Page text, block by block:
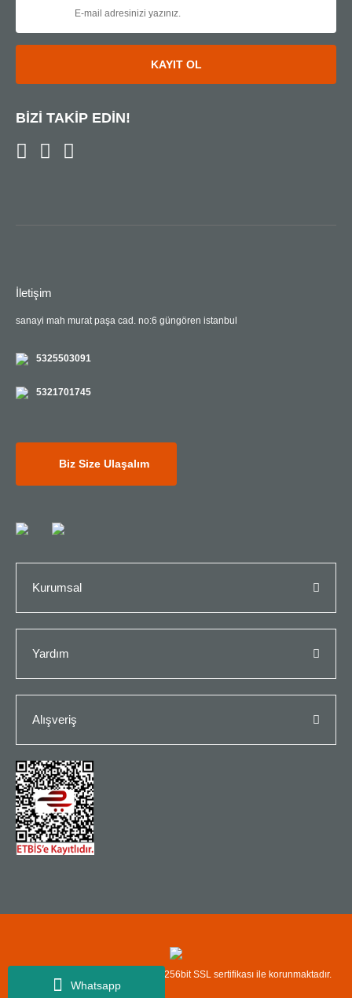
Whatsapp
KAYIT OL
BİZİ TAKİP EDİN!
İletişim
sanayi mah murat paşa cad. no:6 güngören istanbul
5325503091
5321701745
Biz Size Ulaşalım
Kurumsal
Yardım
Alışveriş
Copyright© Kredi kartı bilgileriniz 256bit SSL sertifikası ile korunmaktadır.